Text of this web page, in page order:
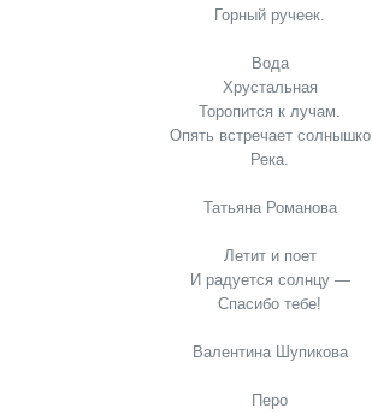
Горный ручеек.
Вода
Хрустальная
Торопится к лучам.
Опять встречает солнышко
Река.
Татьяна Романова
Летит и поет
И радуется солнцу —
Спасибо тебе!
Валентина Шупикова
Перо